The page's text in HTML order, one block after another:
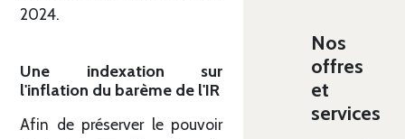
2024.
Une indexation sur
l'inflation du barème de l'IR
Afin de préserver le pouvoir
Nos
offres
et
services